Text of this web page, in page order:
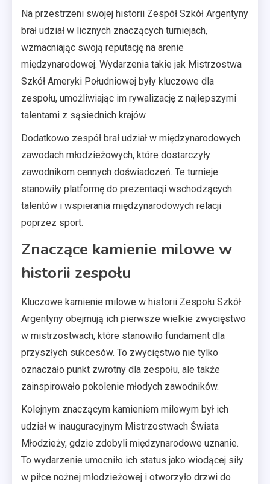
Na przestrzeni swojej historii Zespół Szkół Argentyny
brał udział w licznych znaczących turniejach,
wzmacniając swoją reputację na arenie
międzynarodowej. Wydarzenia takie jak Mistrzostwa
Szkół Ameryki Południowej były kluczowe dla
zespołu, umożliwiając im rywalizację z najlepszymi
talentami z sąsiednich krajów.
Dodatkowo zespół brał udział w międzynarodowych
zawodach młodzieżowych, które dostarczyły
zawodnikom cennych doświadczeń. Te turnieje
stanowiły platformę do prezentacji wschodzących
talentów i wspierania międzynarodowych relacji
poprzez sport.
Znaczące kamienie milowe w
historii zespołu
Kluczowe kamienie milowe w historii Zespołu Szkół
Argentyny obejmują ich pierwsze wielkie zwycięstwo
w mistrzostwach, które stanowiło fundament dla
przyszłych sukcesów. To zwycięstwo nie tylko
oznaczało punkt zwrotny dla zespołu, ale także
zainspirowało pokolenie młodych zawodników.
Kolejnym znaczącym kamieniem milowym był ich
udział w inauguracyjnym Mistrzostwach Świata
Młodzieży, gdzie zdobyli międzynarodowe uznanie.
To wydarzenie umocniło ich status jako wiodącej siły
w piłce nożnej młodzieżowej i otworzyło drzwi do